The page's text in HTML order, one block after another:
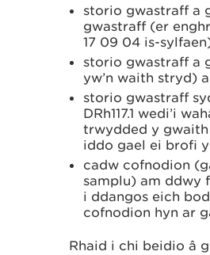
storio gwastraff a
gwastraff (er
17 09 04 is-
storio gwastraff a
yw’n waith stryd)
storio gwastraff
DRh117.1 wedi’i
trwydded y
iddo gael ei brofi
cadw cofnodion
samplu) am ddwy
i ddangos eich
cofnodion hyn ar
Rhaid i chi beidio â